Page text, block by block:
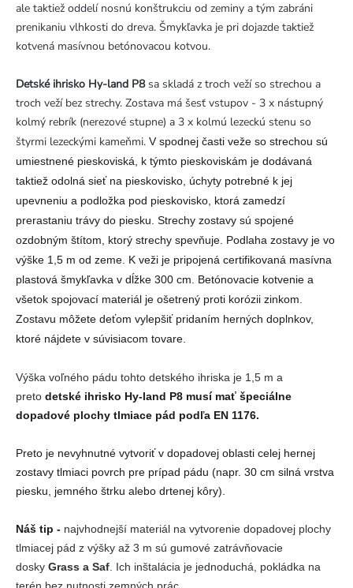
ale taktiež oddelí nosnú konštrukciu od zeminy a tým zabráni
prenikaniu vlhkosti do dreva. Šmykľavka je pri dojazde taktiež
kotvená masívnou betónovacou kotvou.
Detské ihrisko Hy-land P8sa skladá z troch veží so strechou a
troch veží bez strechy. Zostava má šesť vstupov - 3 x nástupný
kolmý rebrík (nerezové stupne) a 3 x kolmú lezeckú stenu so
štyrmi lezeckými kameňmi. V spodnej časti veže so strechou sú
umiestnené pieskoviská, k týmto pieskoviskám je dodávaná
taktiež odolná sieť na pieskovisko, úchyty potrebné k jej
upevneniu a podložka pod pieskovisko, ktorá zamedzí
prerastaniu trávy do piesku. Strechy zostavy sú spojené
ozdobným štítom, ktorý strechy spevňuje. Podlaha zostavy je vo
výške 1,5 m od zeme. K veži je pripojená certifikovaná masívna
plastová šmykľavka v dĺžke 300 cm. Betónovacie kotvenie a
všetok spojovací materiál je ošetrený proti korózii zinkom.
Zostavu môžete deťom vylepšiť pridaním herných doplnkov,
ktoré nájdete v súvisiacom tovare.
Výška voľného pádu tohto detského ihriska je 1,5 m a
preto detské ihrisko Hy-land P8 musí mať špeciálne
dopadové plochy tlmiace pád podľa EN 1176.
Preto je nevyhnutné vytvoriť v dopadovej oblasti celej hernej
zostavy tlmiaci povrch pre prípad pádu (napr. 30 cm silná vrstva
piesku, jemného štrku alebo drtenej kôry).
Náš tip - najvhodnejší materiál na vytvorenie dopadovej plochy
tlmiacej pád z výšky až 3 m sú gumové zatrávňovacie
dosky Grass a Saf. Ich inštalácia je jednoduchá, pokládka na